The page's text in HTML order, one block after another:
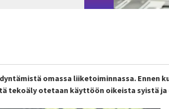
omassa liiketoiminnassa. Ennen
tekoäly otetaan käyttöön oikeista syistä